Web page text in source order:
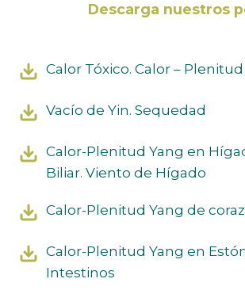
Descarga nuestros
Calor Tóxico. Calor –
Vacío de Yin. Sequedad
Calor-Plenitud Yang en
Biliar. Viento de Hígado
Calor-Plenitud Yang de
Calor-Plenitud Yang en
Intestinos